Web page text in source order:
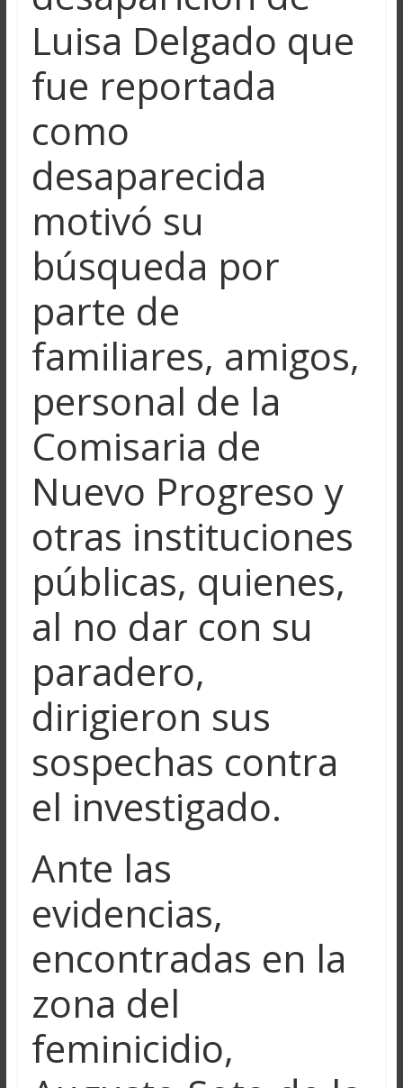
Luisa Delgado que
fue reportada
como
desaparecida
motivó su
búsqueda por
parte de
familiares, amigos,
personal de la
Comisaria de
Nuevo Progreso y
otras instituciones
públicas, quienes,
al no dar con su
paradero,
dirigieron sus
sospechas contra
el investigado.
Ante las
evidencias,
encontradas en la
zona del
feminicidio,